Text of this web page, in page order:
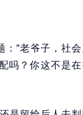
“老爷子，社会
吗？你这不是